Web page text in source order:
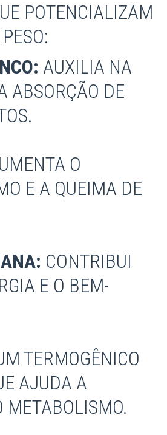
POTENCIALIZAM
AUXILIA NA
ABSORÇÃO DE
O
E A QUEIMA DE
CONTRIBUI
E O BEM-
TERMOGÊNICO
AJUDA A
METABOLISMO.